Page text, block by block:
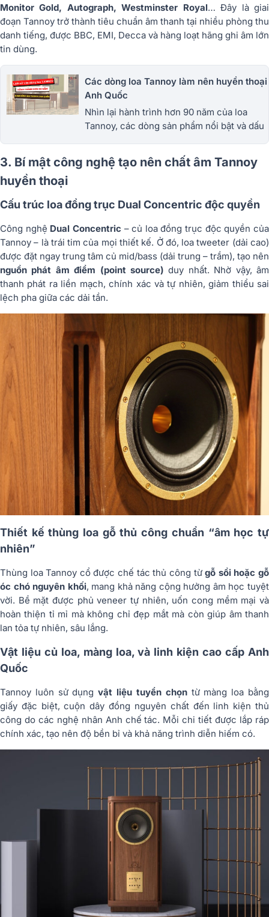
Monitor Gold, Autograph, Westminster Royal… Đây là giai
đoạn Tannoy trở thành tiêu chuẩn âm thanh tại nhiều phòng thu
danh tiếng, được BBC, EMI, Decca và hàng loạt hãng ghi âm lớn
tin dùng.
Các dòng loa Tannoy làm nên huyền thoại
Anh Quốc
Nhìn lại hành trình hơn 90 năm của loa
Tannoy, các dòng sản phẩm nổi bật và dấu
Tham khảo bài viết sau!
3. Bí mật công nghệ tạo nên chất âm Tannoy
huyền thoại
Cấu trúc loa đồng trục Dual Concentric độc quyền
Công nghệ Dual Concentric – củ loa đồng trục độc quyền của
Tannoy – là trái tim của mọi thiết kế. Ở đó, loa tweeter (dải cao)
được đặt ngay trung tâm củ mid/bass (dải trung – trầm), tạo nên
nguồn phát âm điểm (point source) duy nhất. Nhờ vậy, âm
thanh phát ra liền mạch, chính xác và tự nhiên, giảm thiểu sai
lệch pha giữa các dải tần.
Thiết kế thùng loa gỗ thủ công chuẩn “âm học tự
nhiên”
Thùng loa Tannoy cổ được chế tác thủ công từgỗ sồi hoặc gỗ
óc chó nguyên khối, mang khả năng cộng hưởng âm học tuyệt
vời. Bề mặt được phủ veneer tự nhiên, uốn cong mềm mại và
hoàn thiện tỉ mỉ mà không chỉ đẹp mắt mà còn giúp âm thanh
lan tỏa tự nhiên, sâu lắng.
Vật liệu củ loa, màng loa, và linh kiện cao cấp Anh
Quốc
Tannoy luôn sử dụngvật liệu tuyển chọntừ màng loa bằng
giấy đặc biệt, cuộn dây đồng nguyên chất đến linh kiện thủ
công do các nghệ nhân Anh chế tác. Mỗi chi tiết được lắp ráp
chính xác, tạo nên độ bền bỉ và khả năng trình diễn hiếm có.